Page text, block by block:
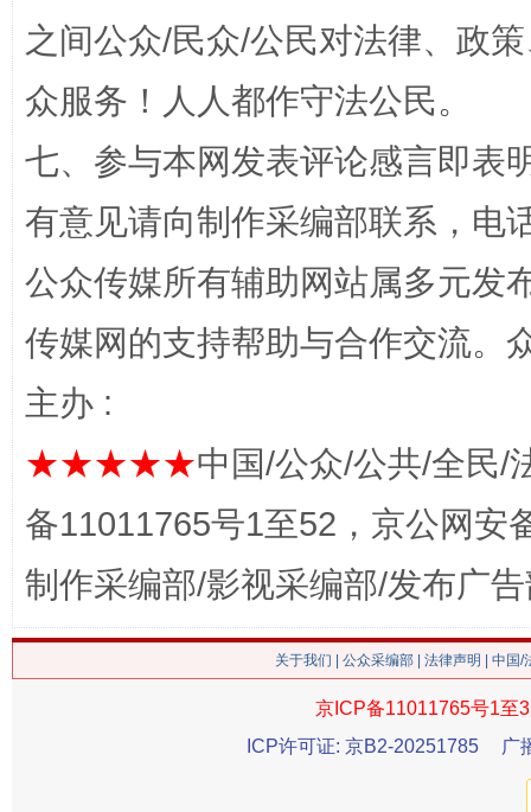
网上购药对药下症？
今
之间公众/民众/公民对法律、政
众服务！人人都作守法公民。
七、参与本网发表评论感言即表
有意见请向制作采编部联系，电
公众传媒所有辅助网站属多元发
传媒网的支持帮助与合作交流。
主办 :
★★★★★中国/公众/公共/全民/
备11011765号1至52，京公网安
制作采编部/影视采编部/发布广
关于我们 公众采编部 法律声明 | 中国
京ICP备11011765号1至
ICP许可证: 京B2-20251785
广